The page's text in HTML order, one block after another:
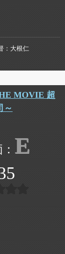
大根仁
MOVIE 超
～
E